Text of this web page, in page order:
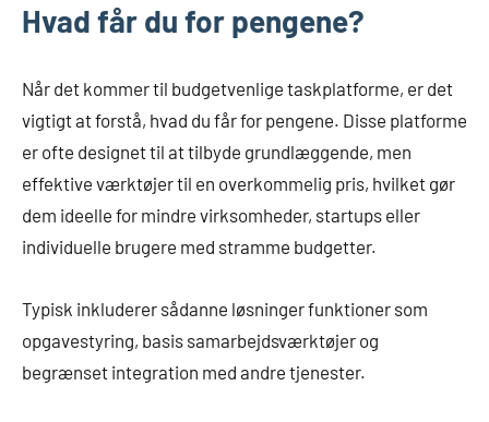
Hvad får du for pengene?
Når det kommer til budgetvenlige taskplatforme, er det
vigtigt at forstå, hvad du får for pengene. Disse platforme
er ofte designet til at tilbyde grundlæggende, men
effektive værktøjer til en overkommelig pris, hvilket gør
dem ideelle for mindre virksomheder, startups eller
individuelle brugere med stramme budgetter.
Typisk inkluderer sådanne løsninger funktioner som
opgavestyring, basis samarbejdsværktøjer og
begrænset integration med andre tjenester.